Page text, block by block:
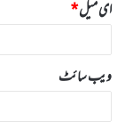
ای میل*
ویب‌ سائٹ